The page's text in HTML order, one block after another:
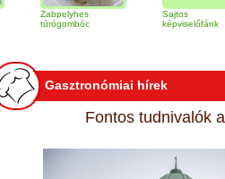
Zabpelyhes
túrógombóc
képviselőfánk
Gasztronómiai hírek
Fontos tudnivalók